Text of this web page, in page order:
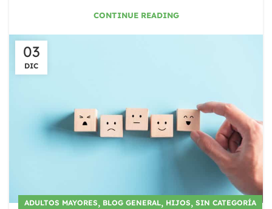
CONTINUE READING
03
DIC
ADULTOS MAYORES, BLOG GENERAL, HIJOS, SIN CATEGORÍA